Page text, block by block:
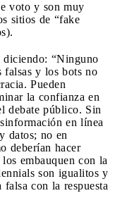
voto y son muy
sitios de “fake
“Ninguno
falsas y los bots no
Pueden
la confianza en
debate público. Sin
en línea
datos; no en
deberían hacer
embauquen con la
son igualitos y
con la respuesta